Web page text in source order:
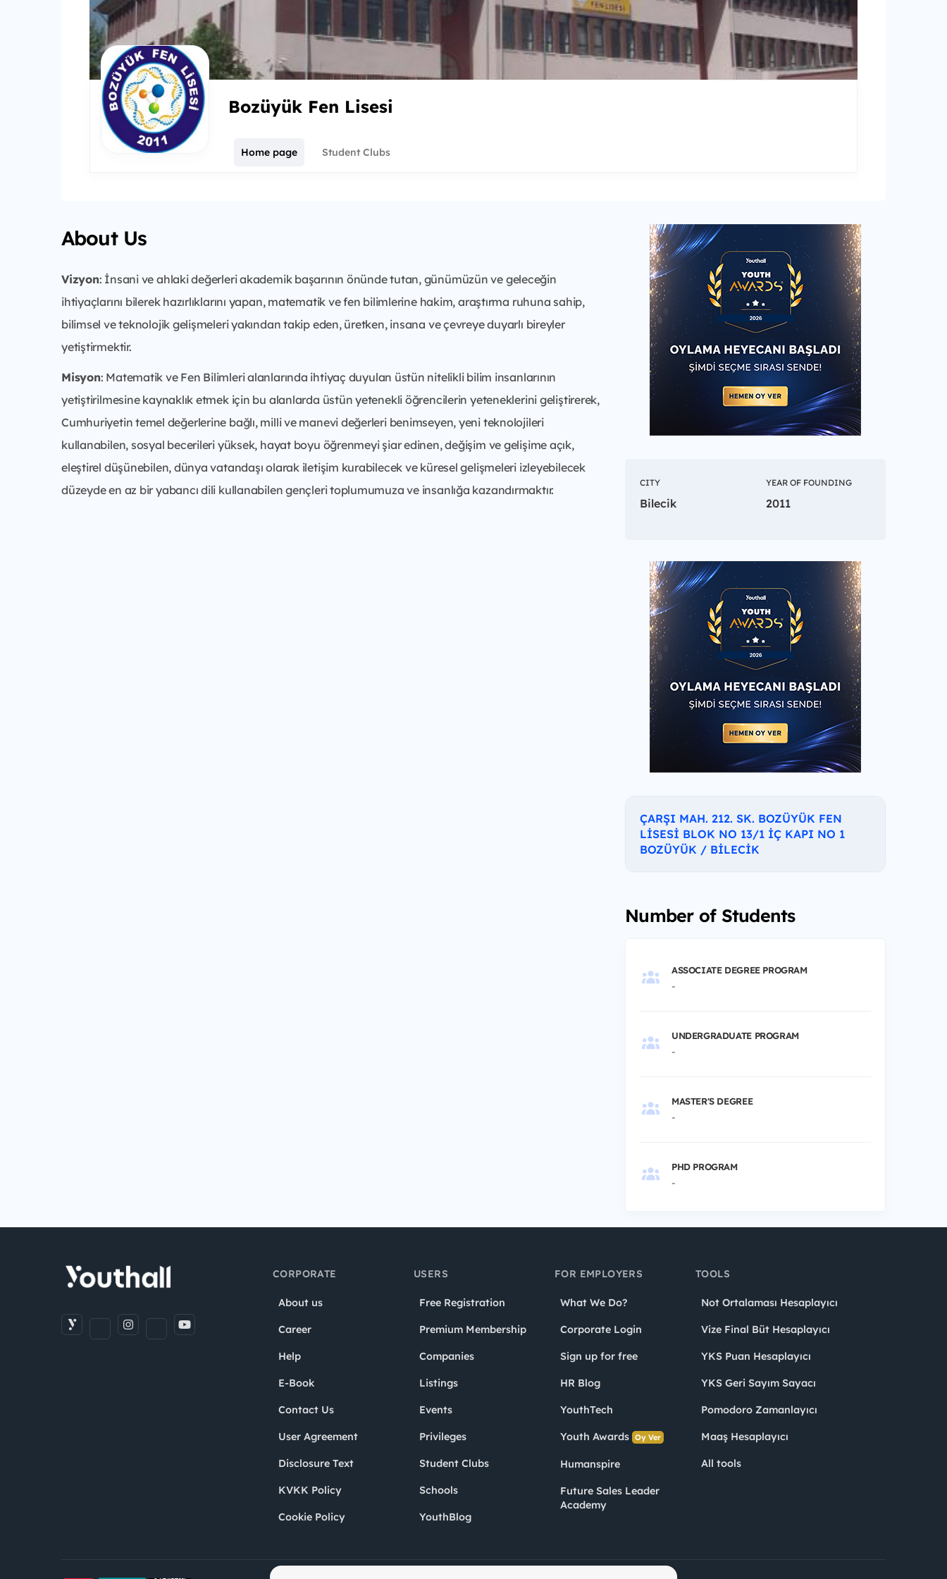
Bozüyük Fen Lisesi
Home page Student Clubs
About Us
Vizyon: İnsani ve ahlaki değerleri akademik başarının önünde tutan, günümüzün ve geleceğin
ihtiyaçlarını bilerek hazırlıklarını yapan, matematik ve fen bilimlerine hakim, araştırma ruhuna sahip,
bilimsel ve teknolojik gelişmeleri yakından takip eden, üretken, insana ve çevreye duyarlı bireyler
yetiştirmektir.
Misyon: Matematik ve Fen Bilimleri alanlarında ihtiyaç duyulan üstün nitelikli bilim insanlarının
yetiştirilmesine kaynaklık etmek için bu alanlarda üstün yetenekli öğrencilerin yeteneklerini geliştirerek,
Cumhuriyetin temel değerlerine bağlı, milli ve manevi değerleri benimseyen, yeni teknolojileri
kullanabilen, sosyal becerileri yüksek, hayat boyu öğrenmeyi şiar edinen, değişim ve gelişime açık,
eleştirel düşünebilen, dünya vatandaşı olarak iletişim kurabilecek ve küresel gelişmeleri izleyebilecek
düzeyde en az bir yabancı dili kullanabilen gençleri toplumumuza ve insanlığa kazandırmaktır.
CITY
Bilecik
YEAR OF FOUNDING
2011
ÇARŞI MAH. 212. SK. BOZÜYÜK FEN
LİSESİ BLOK NO 13/1 İÇ KAPI NO 1
BOZÜYÜK / BİLECİK
Number of Students
ASSOCIATE DEGREE PROGRAM
-
UNDERGRADUATE PROGRAM
-
MASTER'S DEGREE
-
PHD PROGRAM
-
CORPORATE
About us
Career
Help
E-Book
Contact Us
User Agreement
Disclosure Text
KVKK Policy
Cookie Policy
USERS
Free Registration
Premium Membership
Companies
Listings
Events
Privileges
Student Clubs
Schools
YouthBlog
FOR EMPLOYERS
What We Do?
Corporate Login
Sign up for free
HR Blog
YouthTech
Youth Awards Oy Ver
Humanspire
Future Sales Leader
Academy
TOOLS
Not Ortalaması Hesaplayıcı
Vize Final Büt Hesaplayıcı
YKS Puan Hesaplayıcı
YKS Geri Sayım Sayacı
Pomodoro Zamanlayıcı
Maaş Hesaplayıcı
All tools